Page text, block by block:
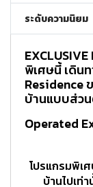
ระดับความนิยม
EXCLUSIVE
พิเศษนี้เดิน
Residence
บ้านแบบส่วน
Operated
โปรแกรมพิเ
บ้านไปเท่